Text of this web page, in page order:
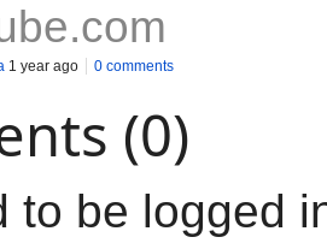
1 year ago 0 comments
(0)
to be logged